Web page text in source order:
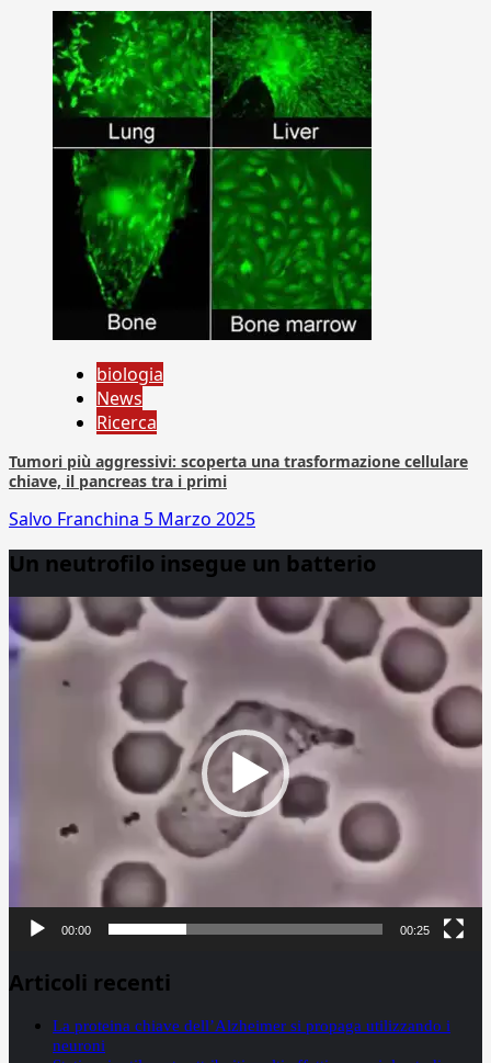
biologia
News
Ricerca
Tumori più aggressivi: scoperta una trasformazione cellulare
chiave, il pancreas tra i primi
Salvo Franchina 5 Marzo 2025
Un neutrofilo insegue un batterio
Player
00:00 00:25
Articoli recenti
La proteina chiave dell’Alzheimer si propaga utilizzando i
neuroni